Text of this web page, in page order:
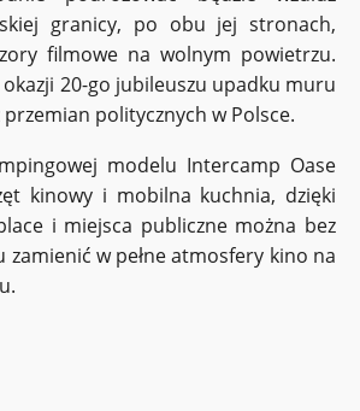
granicy, po obu jej stronach,
filmowe na wolnym powietrzu.
okazji 20-go jubileuszu upadku muru
politycznych w Polsce.
modelu Intercamp Oase
kinowy i mobilna kuchnia, dzięki
i miejsca publiczne można bez
zamienić w pełne atmosfery kino na